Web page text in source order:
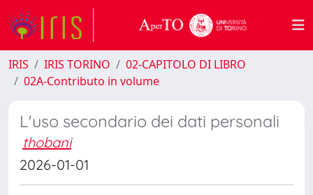
IRIS IRIS TORINO
02-CAPITOLO DI LIBRO
02A-Contributo in volume
L'uso secondario dei dati personali
thobani
2026-01-01